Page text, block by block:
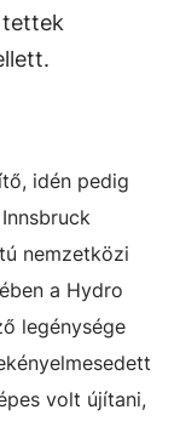
tettek
idén pedig
nemzetközi
a Hydro
legénysége
volt újítani,